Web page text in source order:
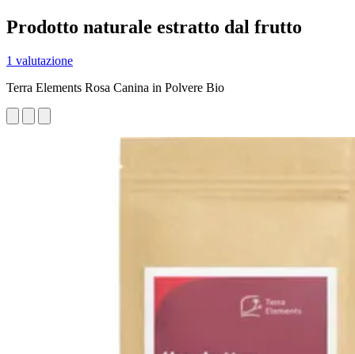
Prodotto naturale estratto dal frutto
1 valutazione
Terra Elements Rosa Canina in Polvere Bio